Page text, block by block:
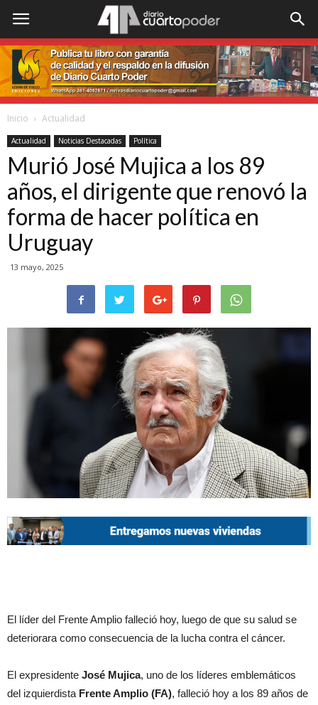
Inicio Actualidad
Actualidad Noticias Destacadas Política
Murió José Mujica a los 89
años, el dirigente que renovó la
forma de hacer política en
Uruguay
13 mayo, 2025
El líder del Frente Amplio falleció hoy, luego de que su salud se
deteriorara como consecuencia de la lucha contra el cáncer.
El expresidente José Mujica, uno de los líderes emblemáticos
del izquierdista Frente Amplio (FA), falleció hoy a los 89 años de